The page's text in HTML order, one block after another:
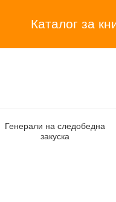
Каталог за
Генерали на следобедна
закуска